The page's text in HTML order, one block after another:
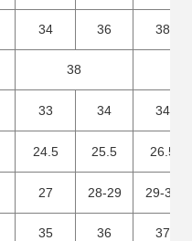
34 36 38
38
33 34 34
24.5 25.5 26.5
27 28-29 29-30
35 36 37